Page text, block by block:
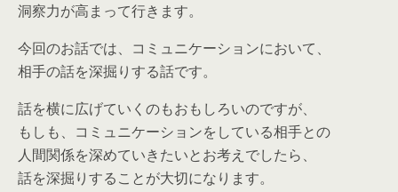
洞察力が高まって行きます。
今回のお話では、コミュニケーションにおいて、
相手の話を深掘りする話です。
話を横に広げていくのもおもしろいのですが、
もしも、コミュニケーションをしている相手との
人間関係を深めていきたいとお考えでしたら、
話を深掘りすることが大切になります。